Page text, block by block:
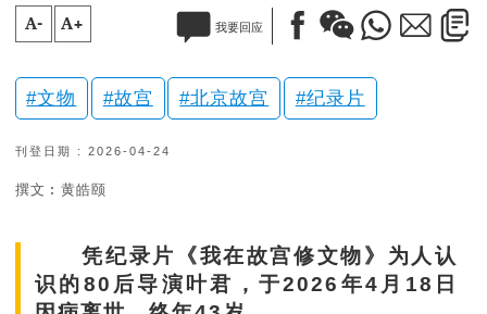
A- A+ 我要回应
文物 故宫 北京故宫 纪录片
刊登日期 : 2026-04-24
撰文︰黄皓颐
凭纪录片《我在故宫修文物》为人认
识的80后导演叶君，于2026年4月18日